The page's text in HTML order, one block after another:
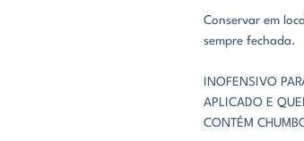
Conservar em
sempre fechada.
INOFENSIVO
APLICADO E
CONTÉM